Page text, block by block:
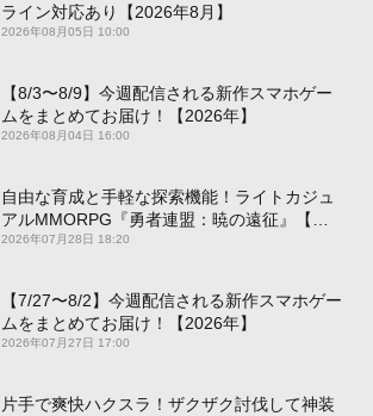
ライン対応あり【2026年8月】
2026年08月05日 10:00
【8/3〜8/9】今週配信される新作スマホゲー
ムをまとめてお届け！【2026年】
2026年08月04日 16:00
自由な育成と手軽な探索機能！ライトカジュ
アルMMORPG『勇者連盟：暁の遠征』【最
新作PICKUP】
2026年07月28日 18:20
【7/27〜8/2】今週配信される新作スマホゲー
ムをまとめてお届け！【2026年】
2026年07月27日 17:00
片手で爽快ハクスラ！ザクザク討伐して神装